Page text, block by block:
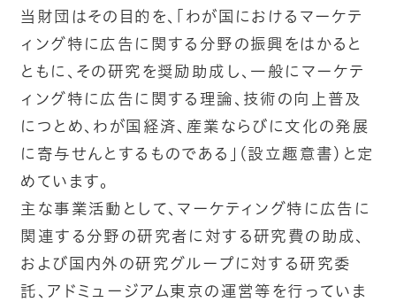
当財団はその目的を、「わが国におけるマーケテ
ィング特に広告に関する分野の振興をはかると
ともに、その研究を奨励助成し、一般にマーケテ
ィング特に広告に関する理論、技術の向上普及
につとめ、わが国経済、産業ならびに文化の発展
に寄与せんとするものである」（設立趣意書）と定
めています。
主な事業活動として、マーケティング特に広告に
関連する分野の研究者に対する研究費の助成、
および国内外の研究グループに対する研究委
託、アドミュージアム東京の運営等を行っていま